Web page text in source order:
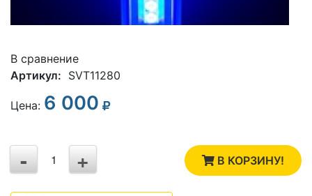
В сравнение
Артикул: SVT11280
Цена: 6 000
3
1
+
- В КОРЗИНУ!